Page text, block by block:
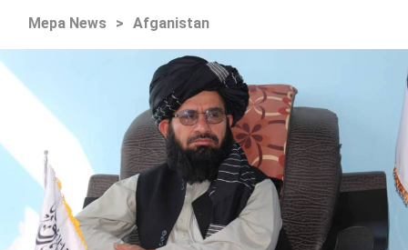
Mepa News > Afganistan